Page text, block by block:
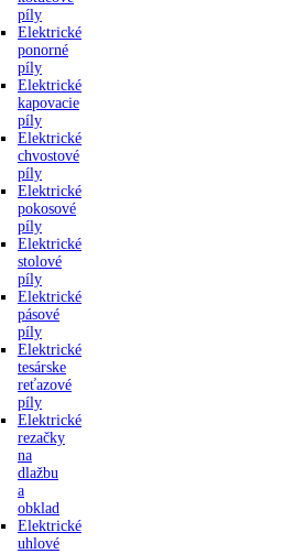
píly
Elektrické
ponorné
píly
Elektrické
kapovacie
píly
Elektrické
chvostové
píly
Elektrické
pokosové
píly
Elektrické
stolové
píly
Elektrické
pásové
píly
Elektrické
tesárske
reťazové
píly
Elektrické
rezačky
na
dlažbu
a
obklad
Elektrické
uhlové